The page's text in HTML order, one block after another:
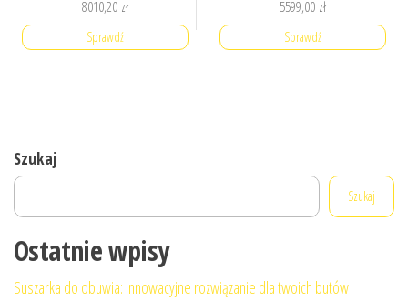
8010,20 zł
Sprawdź
5599,00 zł
Sprawdź
Szukaj
Szukaj
Ostatnie wpisy
Suszarka do obuwia: innowacyjne rozwiązanie dla twoich butów